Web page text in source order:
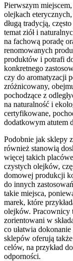
Pierwszym
olejkach
długą tradycją,
temat ziół i
na fachową poradę
renomowanych
produktów i potrafi
konkretnego
czy do aromatyzacji
zróżnicowany,
pochodzące z
na naturalność i
certyfikowane,
dodatkowym atutem
Podobnie jak sklepy
również stanowią
więcej takich
czystych olejków,
domowej produkcji
do innych
takie miejsca,
marek, które
olejków. Pracownicy
zorientowani w
co ułatwia
sklepów oferują
celów, na przykład
odporności.